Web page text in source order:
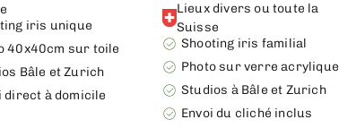
iris unique
40x40cm sur toile
Bâle et Zurich
direct à domicile
Lieux divers ou toute la
Suisse
Shooting iris familial
Photo sur verre acrylique
Studios à Bâle et Zurich
Envoi du cliché inclus